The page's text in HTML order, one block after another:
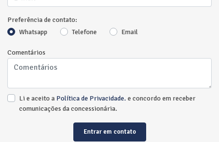
Preferência de contato:
Whatsapp
Telefone Email
Comentários
Li e aceito a Política de Privacidade. e concordo em receber
comunicações da concessionária.
Entrar em contato